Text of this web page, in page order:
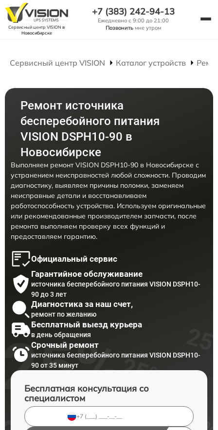
Сервисный центр VISION в
Новосибирске
+7 (383) 242-94-13
Ежедневно с 9:00 до 21:00
Позвонить мне утром
Сервисный центр VISION Каталог устройств
Ремонт источника
бесперебойного питания
VISION DSPH10-90 в
Новосибирске
Выполняем ремонт VISION DSPH10-90 в Новосибирске с
устранением неисправностей любой сложности. Проводим
диагностику, выявляем причины поломки, заменяем
неисправные детали и восстанавливаем
работоспособность устройства. Используем оригинальные
или рекомендованные производителем запчасти, после
ремонта выполняем проверку всех функций и
предоставляем гарантию.
Официальный сервис
Гарантийное обслуживание
источника бесперебойного питания VISION DSPH10-
90 до 3 лет
Диагностика за наш счет,
ремонт по желанию
Бесплатный выезд курьера
в день обращения
Срочный ремонт
источника бесперебойного питания VISION DSPH10-
90 от 35 минут
Бесплатная консультация со
специалистом